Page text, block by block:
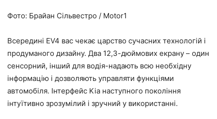
Фото: Брайан Сільвестро / Motor1
Всередині EV4 вас чекає царство сучасних технологій і
продуманого дизайну. Два 12,3-дюймових екрану – один
сенсорний, інший для водія-надають всю необхідну
інформацію і дозволяють управляти функціями
автомобіля. Інтерфейс Kia наступного покоління
інтуїтивно зрозумілий і зручний у використанні.